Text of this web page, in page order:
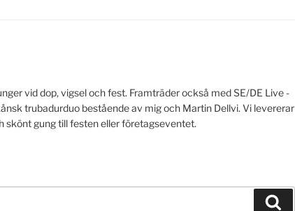
vid dop, vigsel och fest. Framträder också med SE/DE Live -
trubadurduo bestående av mig och Martin Dellvi. Vi levererar
skönt gung till festen eller företagseventet.